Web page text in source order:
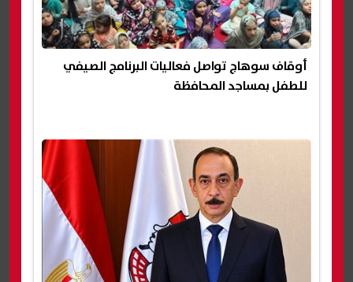
أوقاف سوهاج تواصل فعاليات البرنامج الصيفي
للطفل بمساجد المحافظة